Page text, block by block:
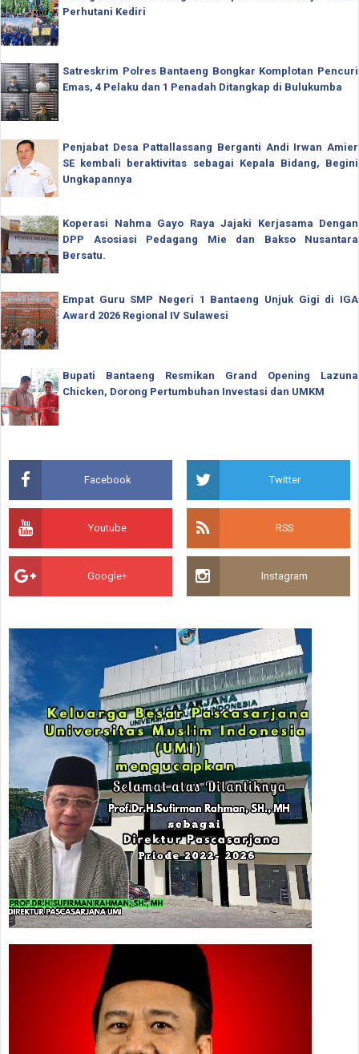
Perhutani Kediri
Satreskrim Polres Bantaeng Bongkar Komplotan Pencuri
Emas, 4 Pelaku dan 1 Penadah Ditangkap di Bulukumba
Penjabat Desa Pattallassang Berganti Andi Irwan Amier
SE kembali beraktivitas sebagai Kepala Bidang, Begini
Ungkapannya
Koperasi Nahma Gayo Raya Jajaki Kerjasama Dengan
DPP Asosiasi Pedagang Mie dan Bakso Nusantara
Bersatu.
Empat Guru SMP Negeri 1 Bantaeng Unjuk Gigi di IGA
Award 2026 Regional IV Sulawesi
Bupati Bantaeng Resmikan Grand Opening Lazuna
Chicken, Dorong Pertumbuhan Investasi dan UMKM
Facebook Twitter
Youtube RSS
Google+ Instagram